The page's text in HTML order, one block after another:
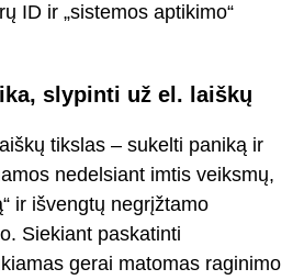
ID ir „sistemos aptikimo“
slypinti už el. laiškų
tikslas – sukelti paniką ir
nedelsiant imtis veiksmų,
ir išvengtų negrįžtamo
Siekiant paskatinti
gerai matomas raginimo